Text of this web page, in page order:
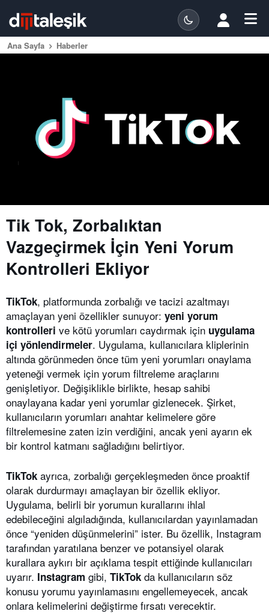
Ana Sayfa Haberler
Tik Tok, Zorbalıktan
Vazgeçirmek İçin Yeni Yorum
Kontrolleri Ekliyor
TikTok, platformunda zorbalığı ve tacizi azaltmayı
amaçlayan yeni özellikler sunuyor: yeni yorum
kontrolleri ve kötü yorumları caydırmak için uygulama
içi yönlendirmeler. Uygulama, kullanıcılara kliplerinin
altında görünmeden önce tüm yeni yorumları onaylama
yeteneği vermek için yorum filtreleme araçlarını
genişletiyor. Değişiklikle birlikte, hesap sahibi
onaylayana kadar yeni yorumlar gizlenecek. Şirket,
kullanıcıların yorumları anahtar kelimelere göre
filtrelemesine zaten izin verdiğini, ancak yeni ayarın ek
bir kontrol katmanı sağladığını belirtiyor.
TikTok ayrıca, zorbalığı gerçekleşmeden önce proaktif
olarak durdurmayı amaçlayan bir özellik ekliyor.
Uygulama, belirli bir yorumun kurallarını ihlal
edebileceğini algıladığında, kullanıcılardan yayınlamadan
önce “yeniden düşünmelerini” ister. Bu özellik, Instagram
tarafından yaratılana benzer ve potansiyel olarak
kurallara aykırı bir açıklama tespit ettiğinde kullanıcıları
uyarır. Instagram gibi, TikTok da kullanıcıların söz
konusu yorumu yayınlamasını engellemeyecek, ancak
onlara kelimelerini değiştirme fırsatı verecektir.